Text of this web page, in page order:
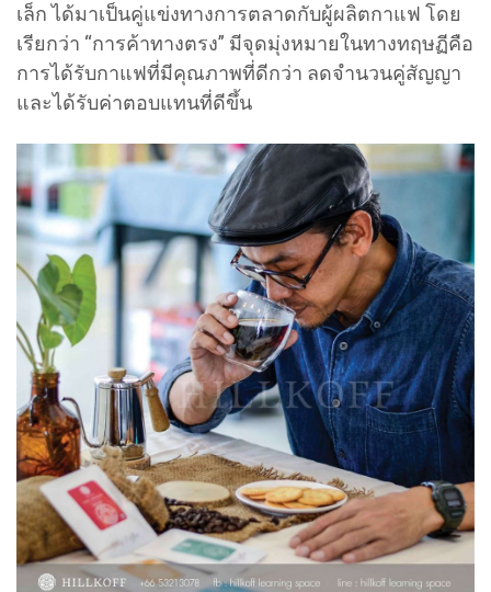
เล็ก ได้มาเป็นคู่แข่งทางการตลาดกับผู้ผลิตกาแฟ โดย
เรียกว่า “การค้าทางตรง” มีจุดมุ่งหมายในทางทฤษฏีคือ
การได้รับกาแฟที่มีคุณภาพที่ดีกว่า ลดจำนวนคู่สัญญา
และได้รับค่าตอบแทนที่ดีขึ้น